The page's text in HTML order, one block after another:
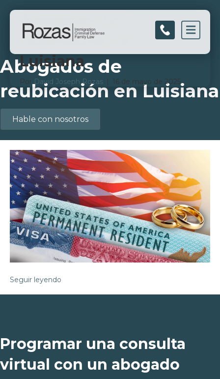
Abogados de
reubicación en Luisiana
Hable con nosotros
Abogados de
reubicación en
Luisiana
Por David Joseph Rozas | 16 de mayo de 2025
Seguir leyendo
Programar una consulta
virtual con un abogado